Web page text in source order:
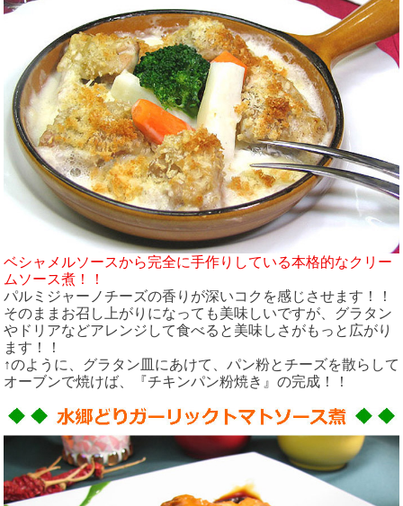
ベシャメルソースから完全に手作りしている本格的なクリー
ムソース煮！！
パルミジャーノチーズの香りが深いコクを感じさせます！！
そのままお召し上がりになっても美味しいですが、グラタン
やドリアなどアレンジして食べると美味しさがもっと広がり
ます！！
↑のように、グラタン皿にあけて、パン粉とチーズを散らして
オーブンで焼けば、『チキンパン粉焼き』の完成！！